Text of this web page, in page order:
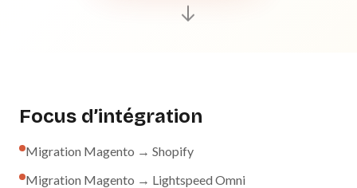
Focus d’intégration
Migration Magento → Shopify
Migration Magento → Lightspeed Omni